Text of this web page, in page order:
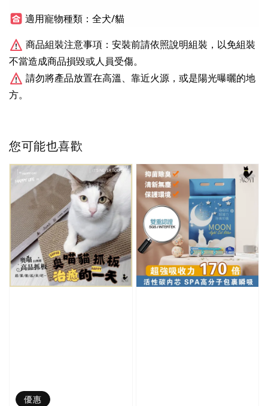
適用寵物種類：全犬/貓
商品組裝注意事項：安裝前請依照說明組裝，以免組裝
不當造成商品損毀或人員受傷。
請勿將產品放置在高溫、靠近火源，或是陽光曝曬的地
方。
您可能也喜歡
優惠